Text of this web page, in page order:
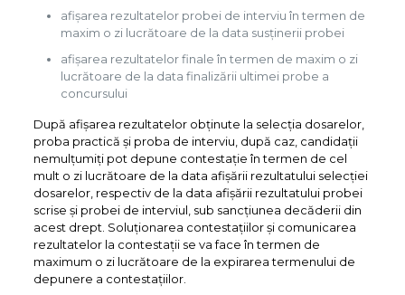
afişarea rezultatelor probei de interviu în termen de
maxim o zi lucrătoare de la data susţinerii probei
afişarea rezultatelor finale în termen de maxim o zi
lucrătoare de la data finalizării ultimei probe a
concursului
După afişarea rezultatelor obţinute la selecţia dosarelor,
proba practică şi proba de interviu, după caz, candidaţii
nemulţumiţi pot depune contestaţie în termen de cel
mult o zi lucrătoare de la data afişării rezultatului selecţiei
dosarelor, respectiv de la data afişării rezultatului probei
scrise şi probei de interviul, sub sancţiunea decăderii din
acest drept. Soluţionarea contestaţiilor şi comunicarea
rezultatelor la contestaţii se va face în termen de
maximum o zi lucrătoare de la expirarea termenului de
depunere a contestaţiilor.